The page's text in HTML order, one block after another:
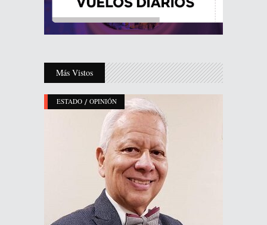
Más Vistos
ESTADO / OPINIÓN